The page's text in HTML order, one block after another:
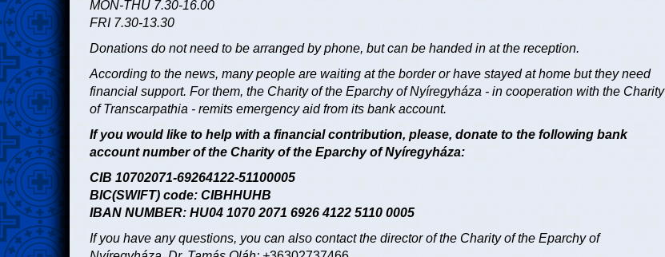
MON-THU 7.30-16.00
FRI 7.30-13.30
Donations do not need to be arranged by phone, but can be handed in at the reception.
According to the news, many people are waiting at the border or have stayed at home but they need
financial support. For them, the Charity of the Eparchy of Nyíregyháza - in cooperation with the Charity
of Transcarpathia - remits emergency aid from its bank account.
If you would like to help with a financial contribution, please, donate to the following bank
account number of the Charity of the Eparchy of Nyíregyháza:
CIB 10702071-69264122-51100005
BIC(SWIFT) code: CIBHHUHB
IBAN NUMBER: HU04 1070 2071 6926 4122 5110 0005
If you have any questions, you can also contact the director of the Charity of the Eparchy of